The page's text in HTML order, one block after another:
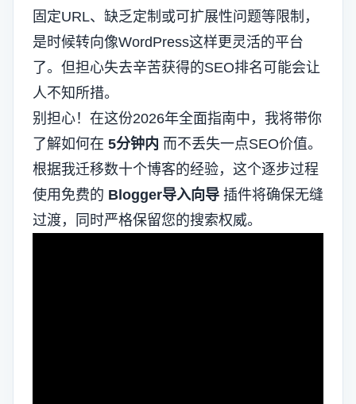
固定URL、缺乏定制或可扩展性问题等限制，
是时候转向像WordPress这样更灵活的平台
了。但担心失去辛苦获得的SEO排名可能会让
人不知所措。
别担心！在这份2026年全面指南中，我将带你
了解如何在 5分钟内 而不丢失一点SEO价值。
根据我迁移数十个博客的经验，这个逐步过程
使用免费的 Blogger导入向导 插件将确保无缝
过渡，同时严格保留您的搜索权威。